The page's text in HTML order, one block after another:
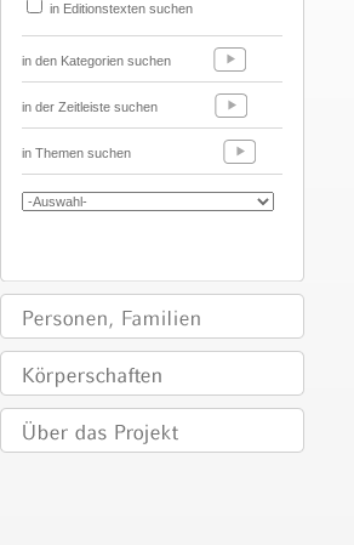
in Editionstexten suchen
in den Kategorien suchen
in der Zeitleiste suchen
in Themen suchen